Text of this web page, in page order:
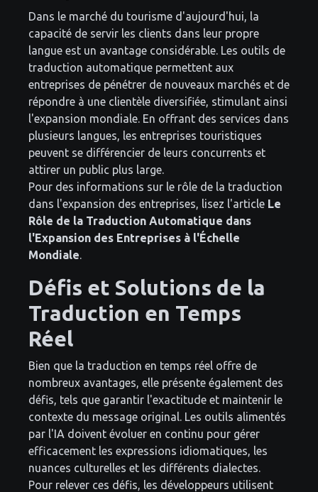
Dans le marché du tourisme d'aujourd'hui, la
capacité de servir les clients dans leur propre
langue est un avantage considérable. Les outils de
traduction automatique permettent aux
entreprises de pénétrer de nouveaux marchés et de
répondre à une clientèle diversifiée, stimulant ainsi
l'expansion mondiale. En offrant des services dans
plusieurs langues, les entreprises touristiques
peuvent se différencier de leurs concurrents et
attirer un public plus large.
Pour des informations sur le rôle de la traduction
dans l'expansion des entreprises, lisez l'article Le
Rôle de la Traduction Automatique dans
l'Expansion des Entreprises à l'Échelle
Mondiale
Défis et Solutions de la
Traduction en Temps
Réel
Bien que la traduction en temps réel offre de
nombreux avantages, elle présente également des
défis, tels que garantir l'exactitude et maintenir le
contexte du message original. Les outils alimentés
par l'IA doivent évoluer en continu pour gérer
efficacement les expressions idiomatiques, les
nuances culturelles et les différents dialectes.
Pour relever ces défis, les développeurs utilisent